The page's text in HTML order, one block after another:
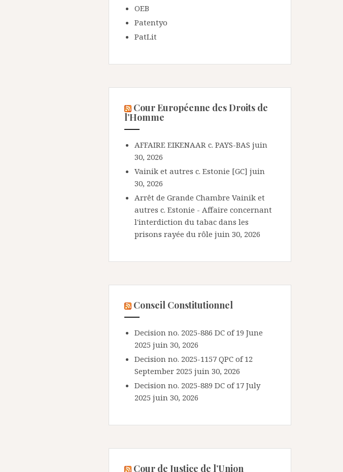
OEB
Patentyo
PatLit
Cour Européenne des Droits de
l’Homme
AFFAIRE EIKENAAR c. PAYS-BAS juin
30, 2026
Vainik et autres c. Estonie [GC] juin
30, 2026
Arrêt de Grande Chambre Vainik et
autres c. Estonie - Affaire concernant
l'interdiction du tabac dans les
prisons rayée du rôle juin 30, 2026
Conseil Constitutionnel
Decision no. 2025-886 DC of 19 June
2025 juin 30, 2026
Decision no. 2025-1157 QPC of 12
September 2025 juin 30, 2026
Decision no. 2025-889 DC of 17 July
2025 juin 30, 2026
Cour de Justice de l’Union